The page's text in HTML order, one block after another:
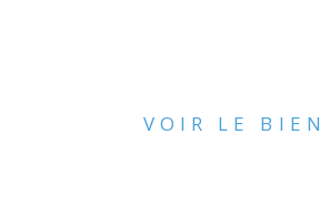
VOIR LE BIEN